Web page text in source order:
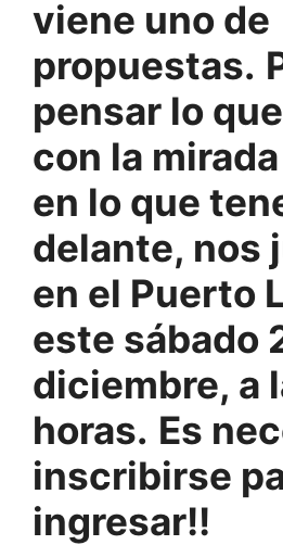
viene uno de
propuestas.
pensar lo
con la
en lo que
delante, nos
en el Puerto
este sábado
diciembre, a
horas. Es
inscribirse
ingresar!!